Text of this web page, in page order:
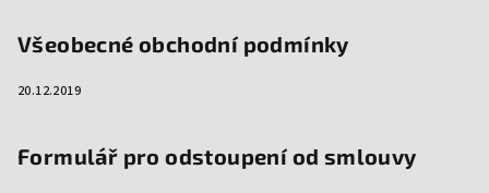
Všeobecné obchodní podmínky
20.12.2019
Formulář pro odstoupení od smlouvy